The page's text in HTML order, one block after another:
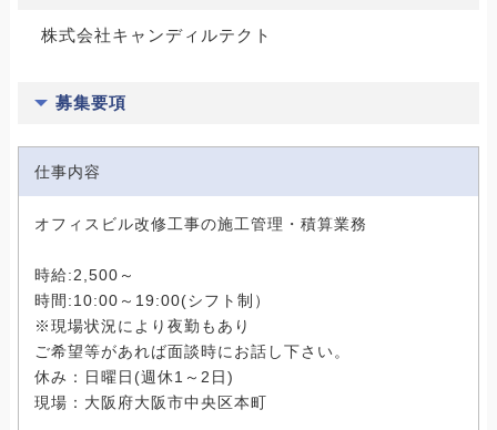
株式会社キャンディルテクト
募集要項
仕事内容
オフィスビル改修工事の施工管理・積算業務
時給:2,500～
時間:10:00～19:00(シフト制）
※現場状況により夜勤もあり
ご希望等があれば面談時にお話し下さい。
休み：日曜日(週休1～2日)
現場：大阪府大阪市中央区本町